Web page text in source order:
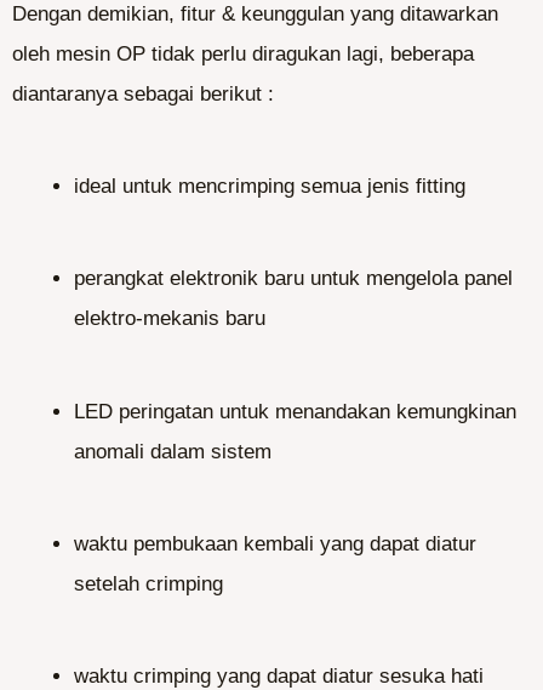
Dengan demikian, fitur & keunggulan yang ditawarkan
oleh mesin OP tidak perlu diragukan lagi, beberapa
diantaranya sebagai berikut :
ideal untuk mencrimping semua jenis fitting
perangkat elektronik baru untuk mengelola panel
elektro-mekanis baru
LED peringatan untuk menandakan kemungkinan
anomali dalam sistem
waktu pembukaan kembali yang dapat diatur
setelah crimping
waktu crimping yang dapat diatur sesuka hati